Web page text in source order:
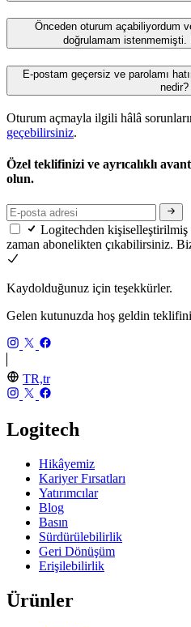
Önceden oturum açabiliyordum
doğrulamam istenmemişti.
E-postam geçersiz ve parolamı
nedir?
Oturum açmayla ilgili hâlâ
geçebilirsiniz.
Özel teklifinizi ve ayrıcalıklı
olun.
Logitechden
zaman abonelikten çıkabilirsiniz.
Kaydolduğunuz için teşekkürler.
Gelen kutunuzda hoş geldin teklifini
TR,tr
Logitech
Hikâyemiz
Kariyer Fırsatları
Yatırımcılar
Blog
Basın
Sürdürülebilirlik
Geri Dönüşüm
Erişilebilirlik
Ürünler